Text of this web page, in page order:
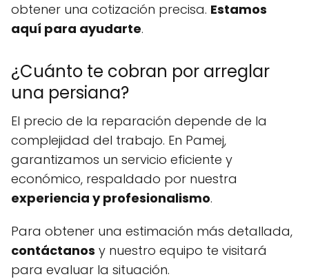
obtener una cotización precisa. Estamos
aquí para ayudarte.
¿Cuánto te cobran por arreglar
una persiana?
El precio de la reparación depende de la
complejidad del trabajo. En Pamej,
garantizamos un servicio eficiente y
económico, respaldado por nuestra
experiencia y profesionalismo.
Para obtener una estimación más detallada,
contáctanos y nuestro equipo te visitará
para evaluar la situación.